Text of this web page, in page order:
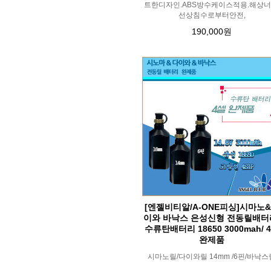
트한디자인.ABS방수케이스적용.해상
선상침수로부터안전,
190,000원
[엔젤비티알/A-ONE피싱]시마노
이와 바낙스 은성신형 전동릴배터
수류탄배터리 18650 3000mah/
완제품
시마노릴/다이와릴 14mm /6핀/바낙스